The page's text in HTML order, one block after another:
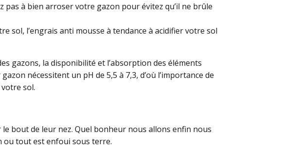
pas à bien arroser votre gazon pour évitez qu’il ne brûle
sol, l’engrais anti mousse à tendance à acidifier votre sol
gazons, la disponibilité et l’absorption des éléments
nécessitent un pH de 5,5 à 7,3, d’où l’importance de
sol.
bout de leur nez. Quel bonheur nous allons enfin nous
ou tout est enfoui sous terre.